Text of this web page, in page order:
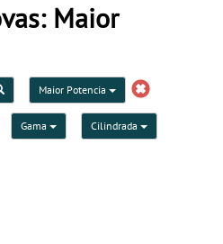
Maior
Maior Potencia
Gama Cilindrada